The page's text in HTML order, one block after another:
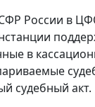
России в
в
судебный акт.